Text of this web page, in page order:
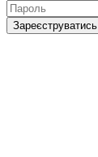
Зареєструватись